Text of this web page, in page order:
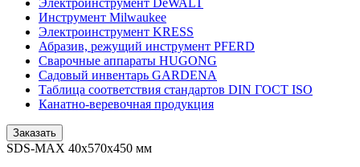
Инструмент Milwaukee
Электроинструмент KRESS
Абразив, режущий инструмент PFERD
Сварочные аппараты HUGONG
Садовый инвентарь GARDENA
Таблица соответствия стандартов DIN ГОСТ ISO
Канатно-веревочная продукция
Заказать
SDS-MAX 40x570x450 мм